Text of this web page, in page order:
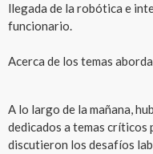
llegada de la robótica e
funcionario.
Acerca de los temas
A lo largo de la mañana,
dedicados a temas críticos
discutieron los desafíos